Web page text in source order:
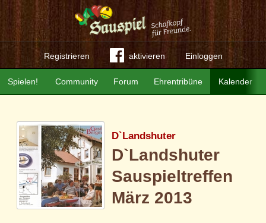
Registrieren aktivieren Einloggen
Community Forum Ehrentribüne Kalender
Spielen!
D`Landshuter
D`Landshuter
Sauspieltreffen
März 2013